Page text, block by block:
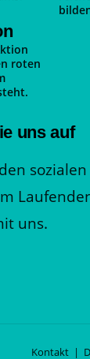
uns auf
uns.
Kontakt |